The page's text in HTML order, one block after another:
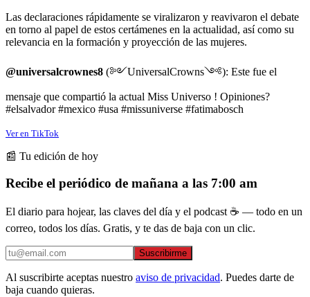
Las declaraciones rápidamente se viralizaron y reavivaron el debate
en torno al papel de estos certámenes en la actualidad, así como su
relevancia en la formación y proyección de las mujeres.
@universalcrownes8 (༻UniversalCrowns༺): Este fue el
mensaje que compartió la actual Miss Universo ! Opiniones?
#elsalvador #mexico #usa #missuniverse #fatimabosch
Ver en TikTok
📰 Tu edición de hoy
Recibe el periódico de mañana a las 7:00 am
El diario para hojear, las claves del día y el podcast ☕ — todo en un
correo, todos los días. Gratis, y te das de baja con un clic.
Suscribirme
Al suscribirte aceptas nuestro aviso de privacidad. Puedes darte de
baja cuando quieras.